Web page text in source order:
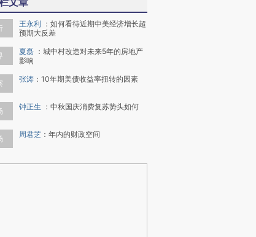
王永利 ： 如何看待近期中美经济增长超
预期大反差
夏磊 ： 城中村改造对未来5年的房地产
影响
张涛 ： 10年期美债收益率扭转的因素
钟正生 ： 中秋国庆消费复苏势头如何
周君芝 ： 年内的财政空间